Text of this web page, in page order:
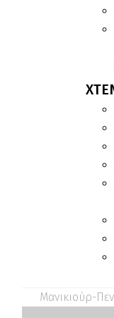
Μανικιούρ-